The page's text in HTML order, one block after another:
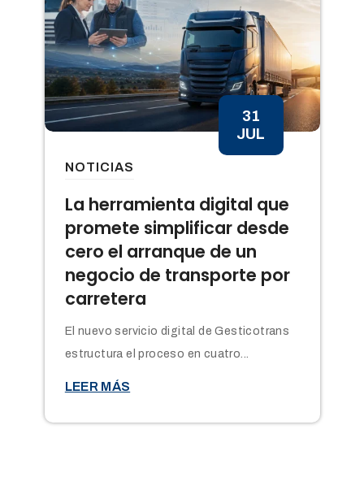
La herramienta digital que
promete simplificar desde
cero el arranque de un
negocio de transporte por
carretera
31
JUL
NOTICIAS
El nuevo servicio digital de Gesticotrans
estructura el proceso en cuatro...
LEER MÁS